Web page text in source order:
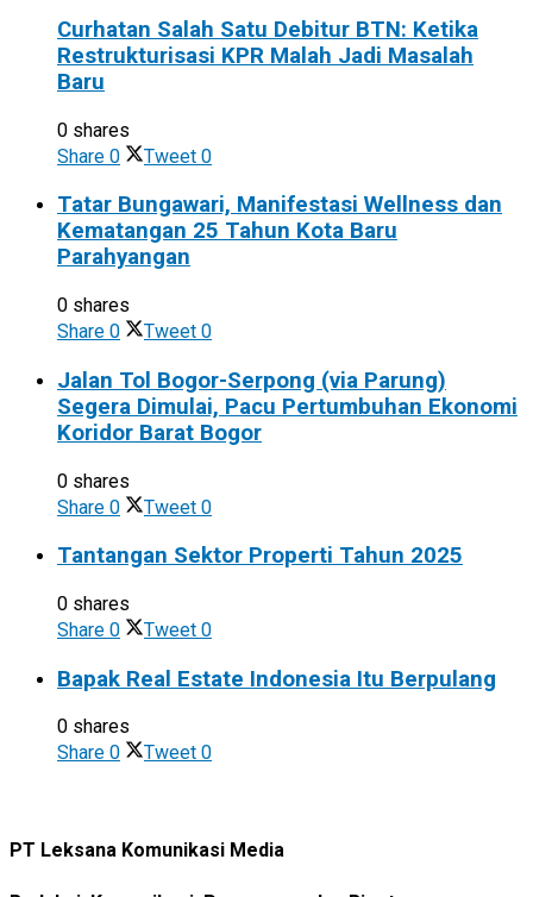
Curhatan Salah Satu Debitur BTN: Ketika
Restrukturisasi KPR Malah Jadi Masalah
Baru
0 shares
Share 0 Tweet 0
Tatar Bungawari, Manifestasi Wellness dan
Kematangan 25 Tahun Kota Baru
Parahyangan
0 shares
Share 0 Tweet 0
Jalan Tol Bogor-Serpong (via Parung)
Segera Dimulai, Pacu Pertumbuhan Ekonomi
Koridor Barat Bogor
0 shares
Share 0 Tweet 0
Tantangan Sektor Properti Tahun 2025
0 shares
Share 0 Tweet 0
Bapak Real Estate Indonesia Itu Berpulang
0 shares
Share 0 Tweet 0
PT Leksana Komunikasi Media